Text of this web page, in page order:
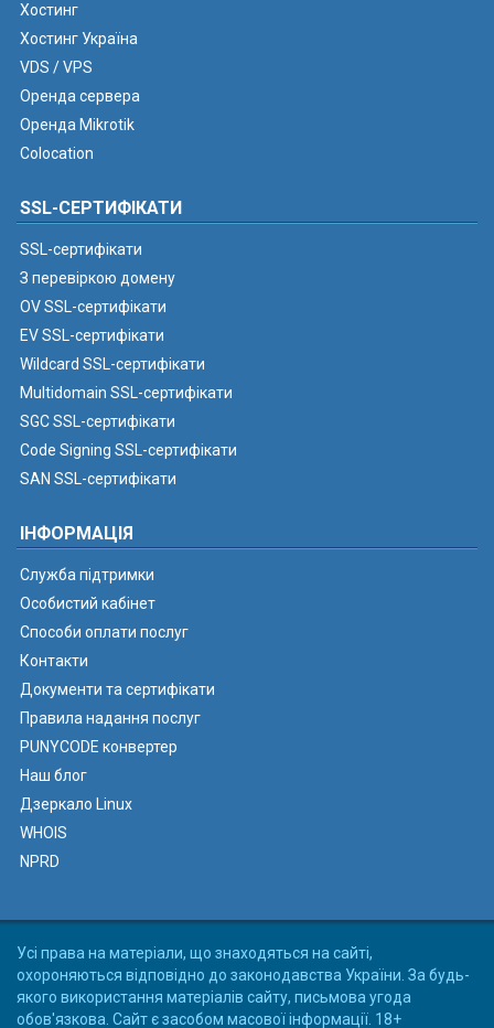
Хостинг
Хостинг Україна
VDS / VPS
Оренда сервера
Оренда Mikrotik
Colocation
SSL-СЕРТИФІКАТИ
SSL-сертифікати
З перевіркою домену
OV SSL-сертифікати
EV SSL-сертифікати
Wildcard SSL-сертифікати
Multidomain SSL-сертифікати
SGC SSL-сертифікати
Code Signing SSL-сертифікати
SAN SSL-сертифікати
ІНФОРМАЦІЯ
Служба підтримки
Особистий кабінет
Способи оплати послуг
Контакти
Документи та сертифікати
Правила надання послуг
PUNYCODE конвертер
Наш блог
Дзеркало Linux
WHOIS
NPRD
Усі права на матеріали, що знаходяться на сайті,
охороняються відповідно до законодавства України. За будь-
якого використання матеріалів сайту, письмова угода
обов'язкова. Сайт є засобом масової інформації. 18+